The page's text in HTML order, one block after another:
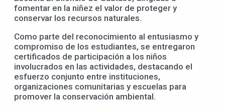
fomentar en la niñez el valor de proteger y
conservar los recursos naturales.
Como parte del reconocimiento al entusiasmo y
compromiso de los estudiantes, se entregaron
certificados de participación a los niños
involucrados en las actividades, destacando el
esfuerzo conjunto entre instituciones,
organizaciones comunitarias y escuelas para
promover la conservación ambiental.